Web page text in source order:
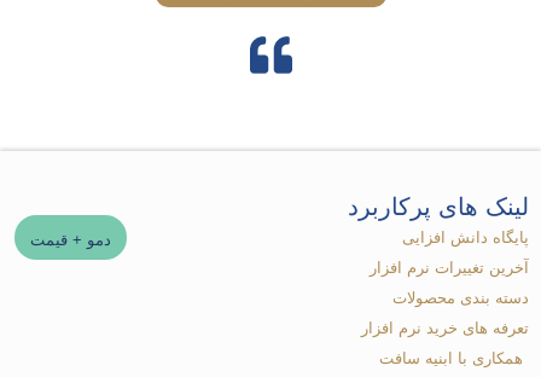
دمو + قیمت
لینک های پرکاربرد​
پایگاه دانش افزایی
آخرین تغییرات نرم افزار
دسته بندی محصولات
تعرفه های خرید نرم افزار
همکاری با ابنیه سافت